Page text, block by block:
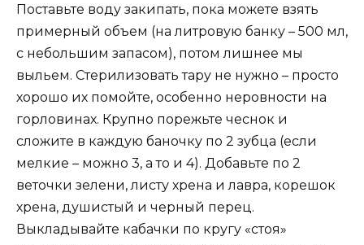
Поставьте воду закипать, пока можете взять
примерный объем (на литровую банку – 500 мл,
с небольшим запасом), потом лишнее мы
выльем. Стерилизовать тару не нужно – просто
хорошо их помойте, особенно неровности на
горловинах. Крупно порежьте чеснок и
сложите в каждую баночку по 2 зубца (если
мелкие – можно 3, а то и 4). Добавьте по 2
веточки зелени, листу хрена и лавра, корешок
хрена, душистый и черный перец.
Выкладывайте кабачки по кругу «стоя»